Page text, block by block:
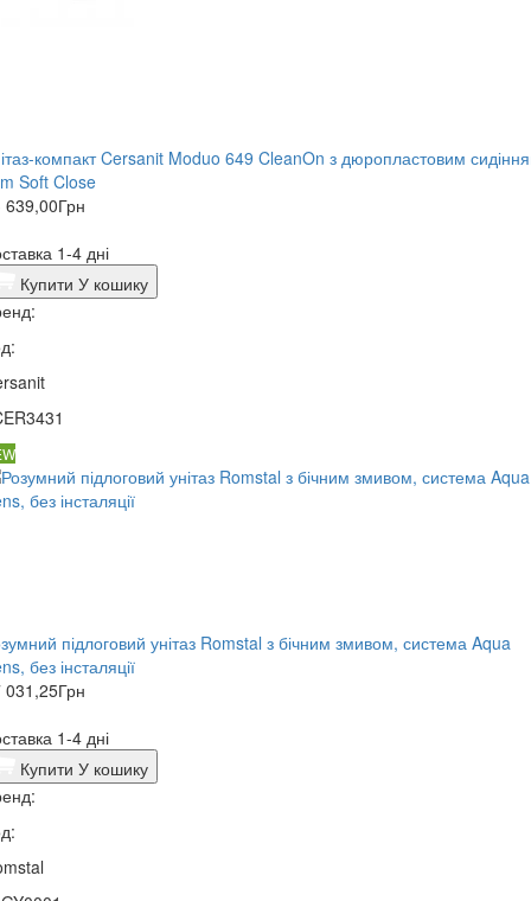
компакт Cersanit Moduo 649 CleanOn з дюропластовим
Soft Close
639,00Грн
1-4 дні
Купити У кошику
підлоговий унітаз Romstal з бічним змивом, система Aqua
без інсталяції
031,25Грн
1-4 дні
Купити У кошику